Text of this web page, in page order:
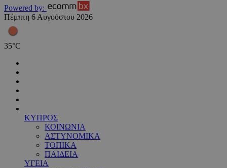
Powered by:
Πέμπτη 6 Αυγούστου 2026
35°C
ΚΥΠΡΟΣ
ΚΟΙΝΩΝΙΑ
ΑΣΤΥΝΟΜΙΚΑ
ΤΟΠΙΚΑ
ΠΑΙΔΕΙΑ
ΥΓΕΙΑ